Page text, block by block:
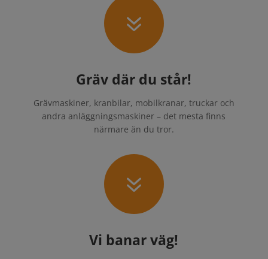
7
Gräv där du står!
Grävmaskiner, kranbilar, mobilkranar, truckar och
andra anläggningsmaskiner – det mesta finns
närmare än du tror.
7
Vi banar väg!